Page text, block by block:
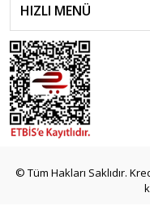
HIZLI MENÜ
© Tüm Hakları Saklıdır.